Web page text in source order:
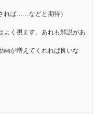
れば……などと期待）
よく視ます。あれも解説があ
画が増えてくれれば良いな